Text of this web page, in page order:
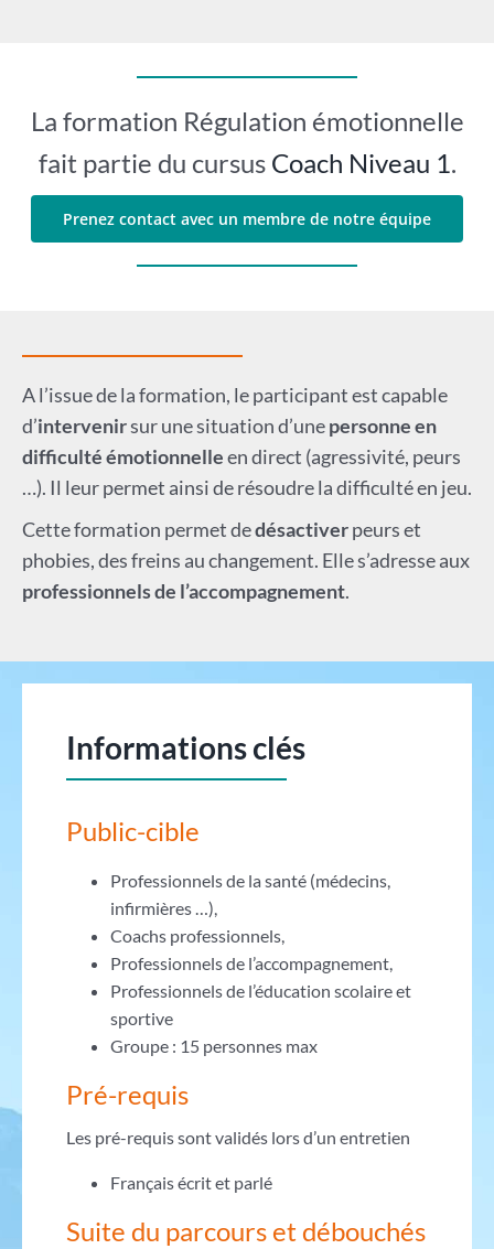
La formation Régulation émotionnelle
fait partie du cursus Coach Niveau 1.
Prenez contact avec un membre de notre équipe
A l’issue de la formation, le participant est capable
d’intervenirsur une situation d’unepersonne en
difficulté émotionnelleen direct (agressivité, peurs
…). Il leur permet ainsi de résoudre la difficulté en jeu.
Cette formation permet dedésactiverpeurs et
phobies, des freins au changement. Elle s’adresse aux
professionnels de l’accompagnement.
Informations clés
Public-cible
Professionnels de la santé (médecins,
infirmières …),
Coachs professionnels,
Professionnels de l’accompagnement,
Professionnels de l’éducation scolaire et
sportive
Groupe : 15 personnes max
Pré-requis
Les pré-requis sont validés lors d’un entretien
Français écrit et parlé
Suite du parcours et débouchés